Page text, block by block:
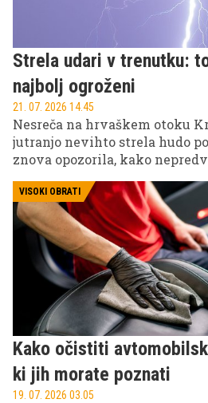
Strela udari v trenutku:
najbolj ogroženi
21. 07. 2026 14.45
Nesreča na hrvaškem otoku
jutranjo nevihto strela hudo
znova opozorila, kako
nevarnost ali pa verjame v
kritičnem trenutku pomenijo
umikom in resnimi
VISOKI OBRATI
Kako očistiti
ki jih morate poznati
19. 07. 2026 03.05